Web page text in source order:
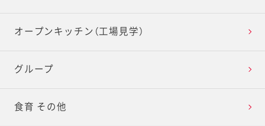
オープンキッチン（工場見学）
グループ
食育 その他